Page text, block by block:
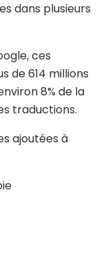
dans plusieurs
ces
de 614 millions
8% de la
traductions.
ajoutées à